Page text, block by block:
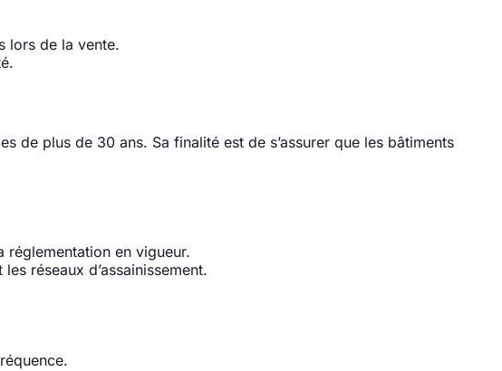
lors de la vente.
de plus de 30 ans. Sa finalité est de s’assurer que les bâtiments
en vigueur.
réseaux d’assainissement.